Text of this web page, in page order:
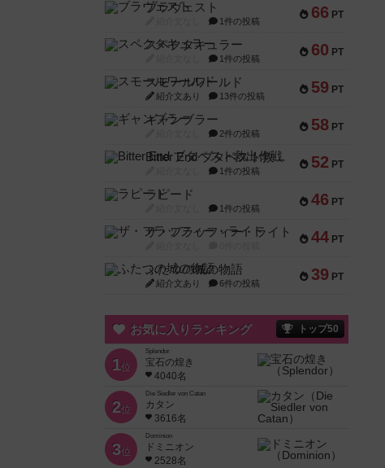
66 PT
ブラヴェスト
1件の投稿
60 PT
スペクタキュラー
1件の投稿
59 PT
スモールワールド
紹介文あり 13件の投稿
58 PT
ギャンブラー
2件の投稿
52 PT
Bitter End ブタペスト救出作戦
1件の投稿
46 PT
ラピード
1件の投稿
44 PT
ザ・フラッフィー・ライト
39 PT
ふたつの城の物語
紹介文あり 6件の投稿
お気に入りランキング トップ50
1位
Splendor
宝石の煌き
4040名
2位
Die Siedler von Catan
カタン
3616名
3位
Dominion
ドミニオン
2528名